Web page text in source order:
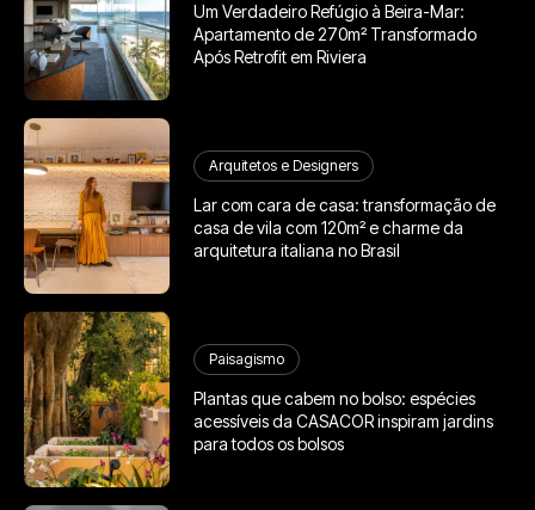
Um Verdadeiro Refúgio à Beira-Mar:
Apartamento de 270m² Transformado
Após Retrofit em Riviera
Arquitetos e Designers
Lar com cara de casa: transformação de
casa de vila com 120m² e charme da
arquitetura italiana no Brasil
Paisagismo
Plantas que cabem no bolso: espécies
acessíveis da CASACOR inspiram jardins
para todos os bolsos